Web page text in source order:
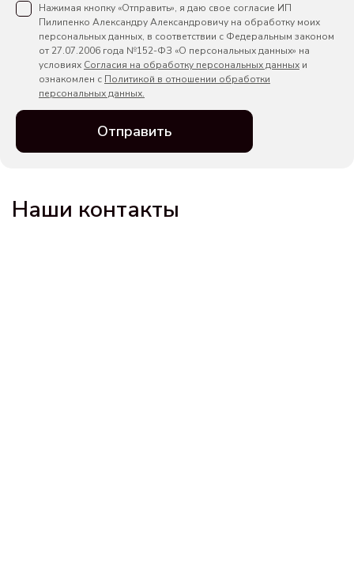
Нажимая кнопку «Отправить», я даю свое согласие ИП
Пилипенко Александру Александровичу на обработку моих
персональных данных, в соответствии с Федеральным законом
от 27.07.2006 года №152-ФЗ «О персональных данных» на
условиях Согласия на обработку персональных данных и
ознакомлен с Политикой в отношении обработки
персональных данных.
Отправить
Наши контакты